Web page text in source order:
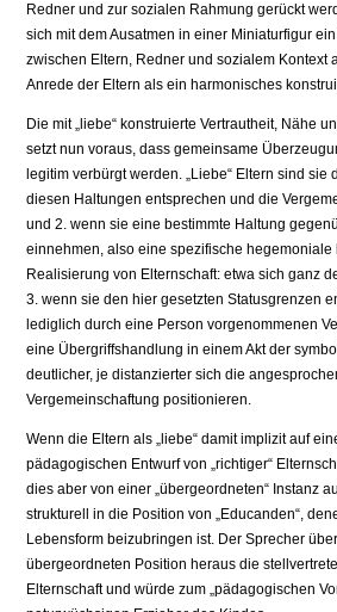
Redner und zur sozialen Rahmung gerückt
sich mit dem Ausatmen in einer Miniaturfigur
zwischen Eltern, Redner und sozialem Kontext
Anrede der Eltern als ein harmonisches
Die mit „liebe“ konstruierte Vertrautheit, Nähe
setzt nun voraus, dass gemeinsame
legitim verbürgt werden. „Liebe“ Eltern sind sie
diesen Haltungen entsprechen und die
und 2. wenn sie eine bestimmte Haltung
einnehmen, also eine spezifische hegemoniale
Realisierung von Elternschaft: etwa sich ganz
3. wenn sie den hier gesetzten Statusgrenzen
lediglich durch eine Person vorgenommenen
eine Übergriffshandlung in einem Akt der
deutlicher, je distanzierter sich die
Vergemeinschaftung positionieren.
Wenn die Eltern als „liebe“ damit implizit auf
pädagogischen Entwurf von „richtiger“
dies aber von einer „übergeordneten“ Instanz
strukturell in die Position von „Educanden“,
Lebensform beizubringen ist. Der Sprecher
übergeordneten Position heraus die
Elternschaft und würde zum „pädagogischen